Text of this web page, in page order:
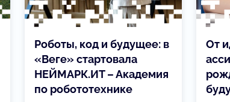
Роботы, код и будущее: в
«Веге» стартовала
НЕЙМАРК.ИТ – Академия
по робототехнике
От